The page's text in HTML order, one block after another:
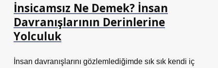
İnsicamsız Ne Demek? İnsan
Davranışlarının Derinlerine
Yolculuk
İnsan davranışlarını gözlemlediğimde sık sık kendi iç